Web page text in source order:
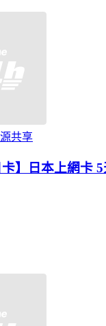
共享
】日本上網卡 5